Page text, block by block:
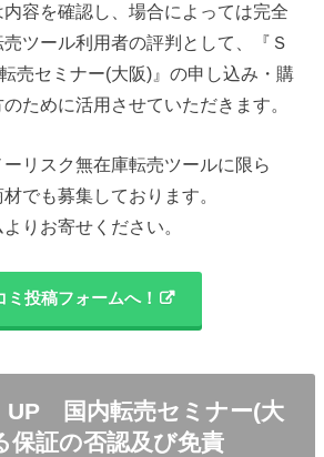
容を確認し、場合によっては完全
ツール利用者の評判として、『Ｓ
売セミナー(大阪)』の申し込み・購
ために活用させていただきます。
リスク無在庫転売ツールに限ら
でも募集しております。
りお寄せください。
ミ投稿フォームへ！
UP 国内転売セミナー(大
保証の否認及び免責